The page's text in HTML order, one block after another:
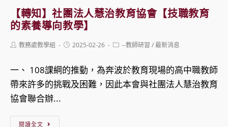
成
績
現
亮
眼
宜
大
113
學
年
【轉知】社團法人慧治教育協會【技職教育
的素養導向教學】
Post教務處教學組
Post2025-02-26
Post--教師研習 /最新消息
一、 108課綱的推動，為奔波於教育現場的高中職教師
帶來許多的挑戰及困難，因此本會與社團法人慧治教育
協會聯合辦...
閱讀全文